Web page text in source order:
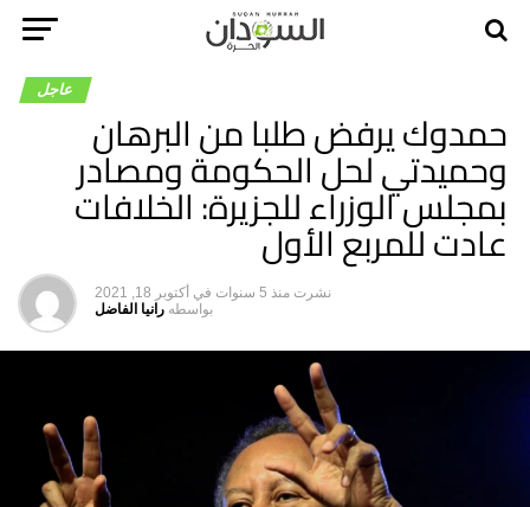
عاجل
حمدوك يرفض طلبا من البرهان
وحميدتي لحل الحكومة ومصادر
بمجلس الوزراء للجزيرة: الخلافات
عادت للمربع الأول
نشرت منذ 5 سنوات في أكتوبر 18, 2021
بواسطه رانيا الفاضل